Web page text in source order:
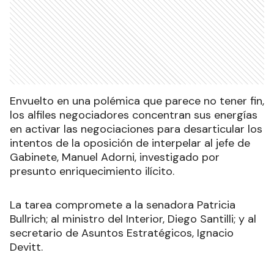
Envuelto en una polémica que parece no tener fin,
los alfiles negociadores concentran sus energías
en activar las negociaciones para desarticular los
intentos de la oposición de interpelar al jefe de
Gabinete, Manuel Adorni, investigado por
presunto enriquecimiento ilícito.
La tarea compromete a la senadora Patricia
Bullrich; al ministro del Interior, Diego Santilli; y al
secretario de Asuntos Estratégicos, Ignacio
Devitt.